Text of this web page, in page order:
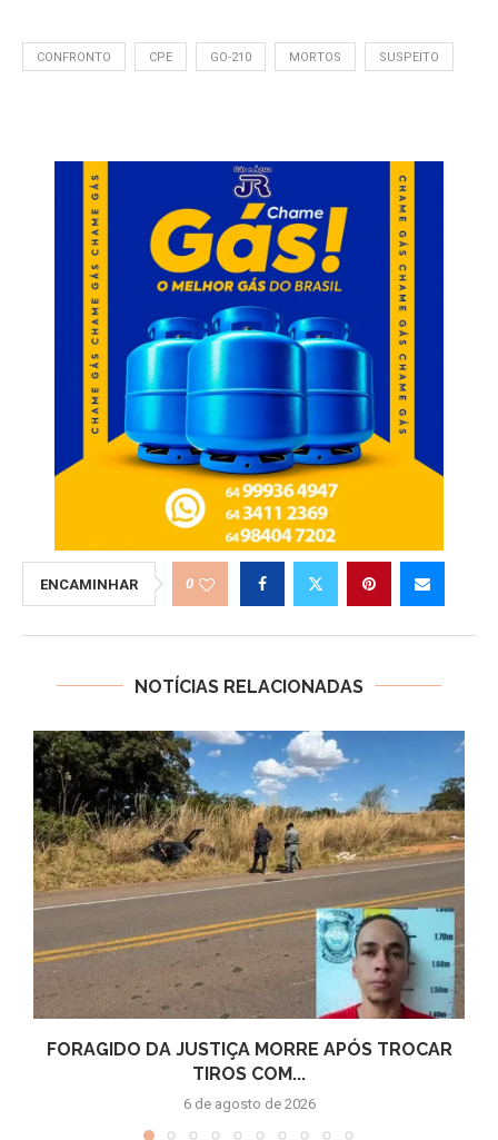
CONFRONTO CPE GO-210 MORTOS SUSPEITO
ENCAMINHAR 0
NOTÍCIAS RELACIONADAS
FORAGIDO DA JUSTIÇA MORRE APÓS TROCAR
TIROS COM...
6 de agosto de 2026